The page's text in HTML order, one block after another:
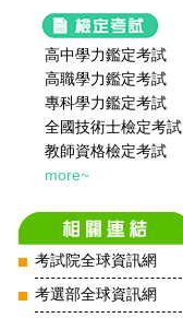
高中學力鑑定考試
高職學力鑑定考試
專科學力鑑定考試
全國技術士檢定考試
教師資格檢定考試
more~
考試院全球資訊網
考選部全球資訊網